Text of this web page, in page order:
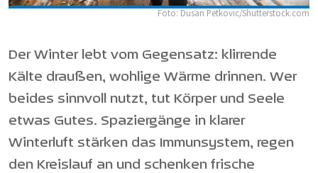
Foto: Dusan Petkovic/Shutterstock.com
Der Winter lebt vom Gegensatz: klirrende
Kälte draußen, wohlige Wärme drinnen. Wer
beides sinnvoll nutzt, tut Körper und Seele
etwas Gutes. Spaziergänge in klarer
Winterluft stärken das Immunsystem, regen
den Kreislauf an und schenken frische